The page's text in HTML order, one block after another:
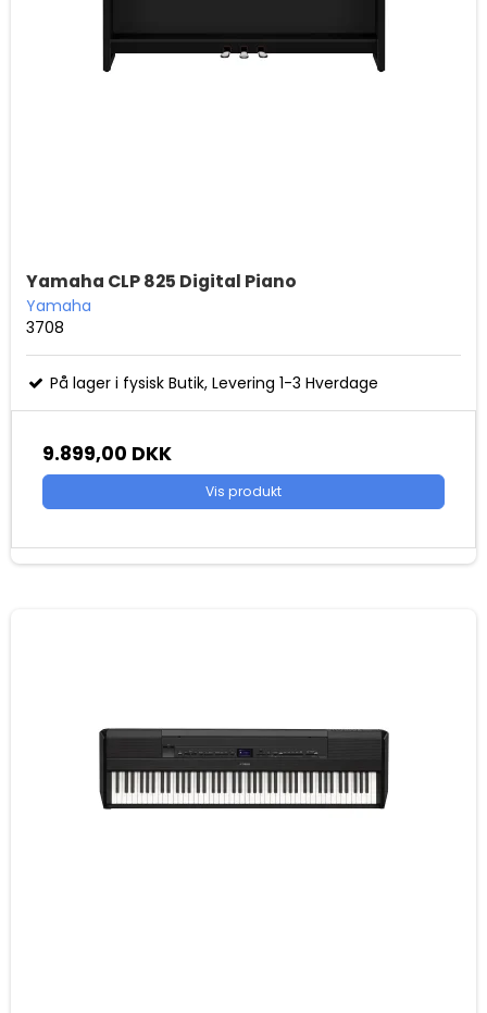
Yamaha CLP 825 Digital Piano
Yamaha
3708
På lager i fysisk Butik, Levering 1-3 Hverdage
9.899,00 DKK
Vis produkt